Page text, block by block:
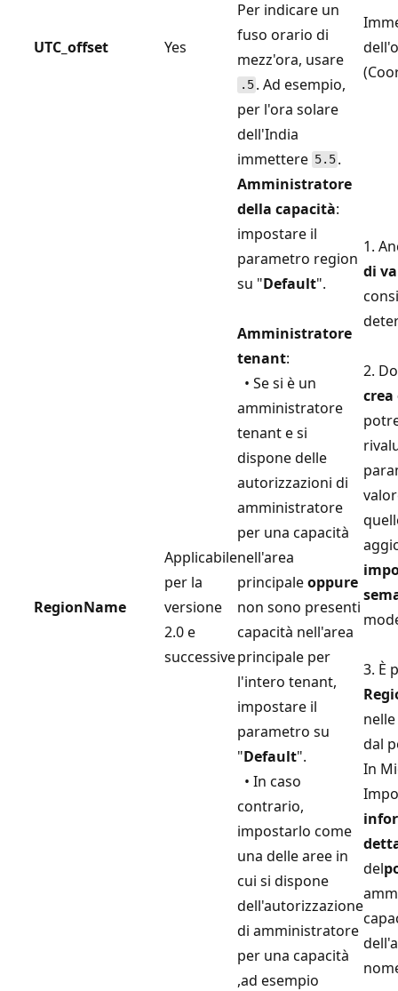
UTC_offset Yes
Per indicare un
fuso orario di
mezz'ora, usare
.5 . Ad esempio,
per l'ora solare
dell'India
immettere 5.5 .
RegionName
Applicabile
per la
versione
2.0 e
successive
Amministratore
della capacità:
impostare il
parametro region
su "Default".
Amministratore
tenant:
• Se si è un
amministratore
tenant e si
dispone delle
autorizzazioni di
amministratore
per una capacità
nell'area
principaleoppure
non sono presenti
capacità nell'area
principale per
l'intero tenant,
impostare il
parametro su
"Default".
• In caso
contrario,
impostarlo come
una delle aree in
cui si dispone
dell'autorizzazione
di amministratore
per una capacità
,ad esempio
1.
di
2.
3. È
dal
In
del